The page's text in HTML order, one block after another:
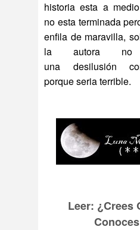
historia esta a
no esta terminada
enfila de maravilla,
la autora
una desilusión
porque seria terrible.
Leer: ¿Crees